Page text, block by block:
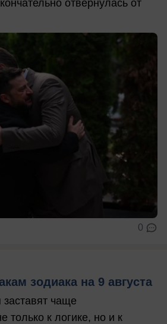
отвернулась от
0
зодиака на 9 августа
заставят чаще
только к логике, но и к